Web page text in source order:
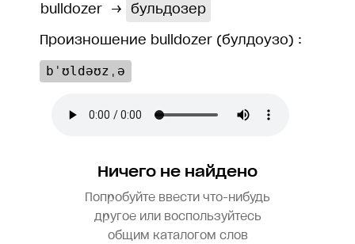
bulldozer → бульдозер
Произношение bulldozer (булдоузо) :
bˈʊldəʊzˌə
Ничего не найдено
Попробуйте ввести что-нибудь
другое или воспользуйтесь
общим каталогом слов